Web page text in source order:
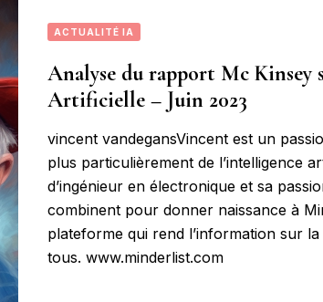
ACTUALITÉ IA
Analyse du rapport Mc Kinsey
Artificielle – Juin 2023
vincent vandegansVincent est un
plus particulièrement de l’intelligence
d’ingénieur en électronique et sa
combinent pour donner naissance à
plateforme qui rend l’information sur
tous. www.minderlist.com